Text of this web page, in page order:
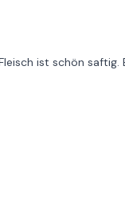
ist schön saftig.